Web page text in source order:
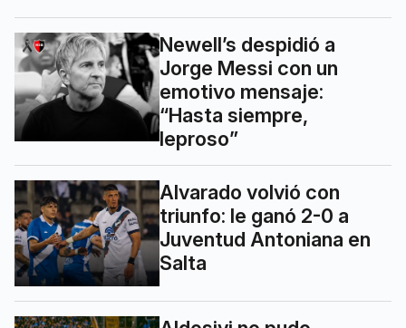
Newell’s despidió a
Jorge Messi con un
emotivo mensaje:
“Hasta siempre,
leproso”
Alvarado volvió con
triunfo: le ganó 2-0 a
Juventud Antoniana en
Salta